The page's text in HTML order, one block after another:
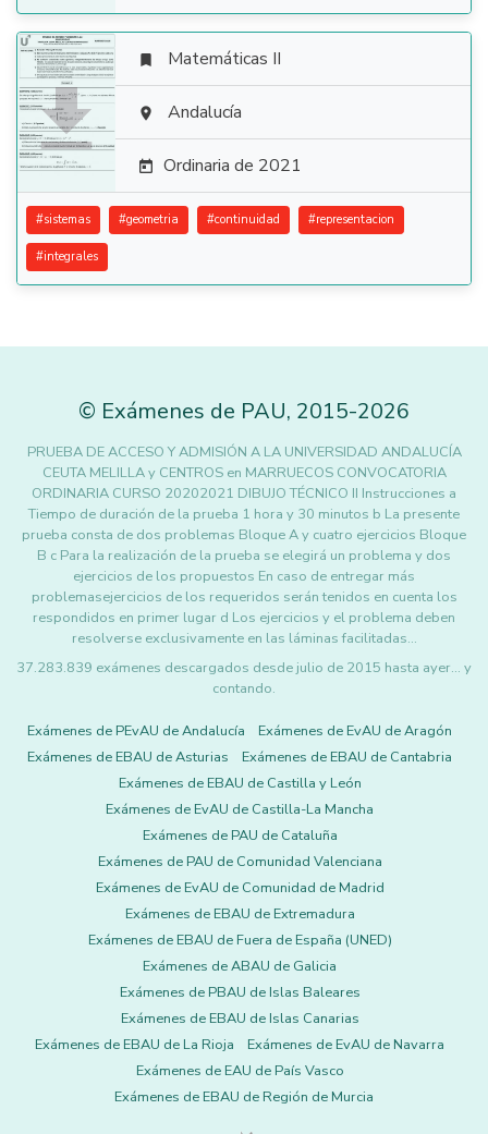

 Matemáticas II
 Andalucía
 Ordinaria de 2021
#sistemas #geometria #continuidad #representacion
#integrales
© Exámenes de PAU, 2015-2026
PRUEBA DE ACCESO Y ADMISIÓN A LA UNIVERSIDAD ANDALUCÍA
CEUTA MELILLA y CENTROS en MARRUECOS CONVOCATORIA
ORDINARIA CURSO 20202021 DIBUJO TÉCNICO II Instrucciones a
Tiempo de duración de la prueba 1 hora y 30 minutos b La presente
prueba consta de dos problemas Bloque A y cuatro ejercicios Bloque
B c Para la realización de la prueba se elegirá un problema y dos
ejercicios de los propuestos En caso de entregar más
problemasejercicios de los requeridos serán tenidos en cuenta los
respondidos en primer lugar d Los ejercicios y el problema deben
resolverse exclusivamente en las láminas facilitadas…
37.283.839 exámenes descargados desde julio de 2015 hasta ayer... y
contando.
Exámenes de PEvAU de Andalucía
Exámenes de EvAU de Aragón
Exámenes de EBAU de Asturias
Exámenes de EBAU de Cantabria
Exámenes de EBAU de Castilla y León
Exámenes de EvAU de Castilla-La Mancha
Exámenes de PAU de Cataluña
Exámenes de PAU de Comunidad Valenciana
Exámenes de EvAU de Comunidad de Madrid
Exámenes de EBAU de Extremadura
Exámenes de EBAU de Fuera de España (UNED)
Exámenes de ABAU de Galicia
Exámenes de PBAU de Islas Baleares
Exámenes de EBAU de Islas Canarias
Exámenes de EBAU de La Rioja
Exámenes de EvAU de Navarra
Exámenes de EAU de País Vasco
Exámenes de EBAU de Región de Murcia